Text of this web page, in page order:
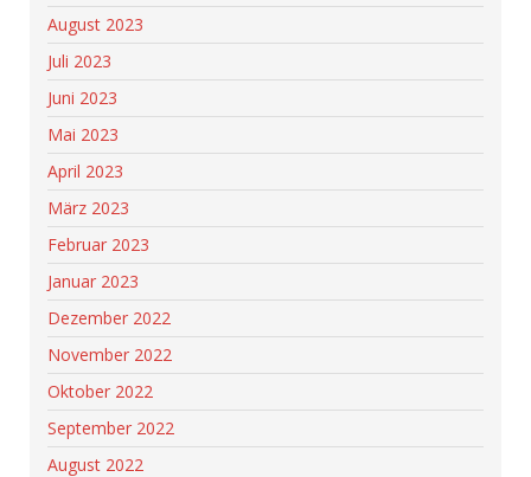
August 2023
Juli 2023
Juni 2023
Mai 2023
April 2023
März 2023
Februar 2023
Januar 2023
Dezember 2022
November 2022
Oktober 2022
September 2022
August 2022